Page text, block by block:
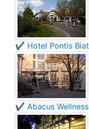
✔️ Hotel Pontis
✔️ Abacus